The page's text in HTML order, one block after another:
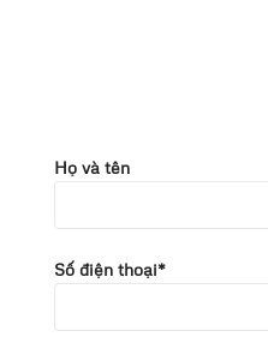
Họ và tên
Số điện thoại*